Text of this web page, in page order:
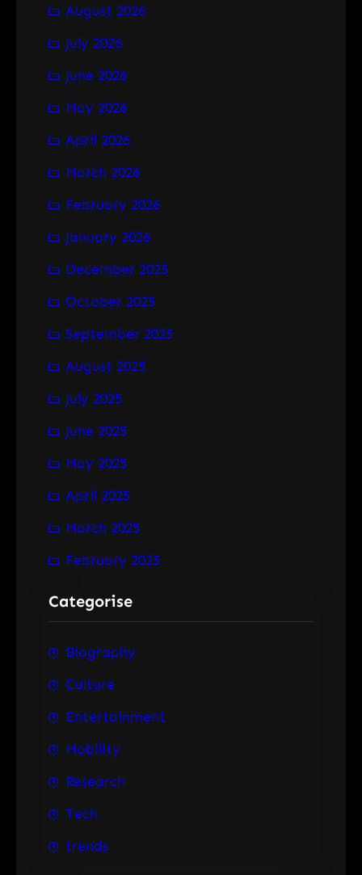
c
h
August 2026
July 2026
June 2026
May 2026
April 2026
March 2026
February 2026
January 2026
December 2025
October 2025
September 2025
August 2025
July 2025
June 2025
May 2025
April 2025
March 2025
February 2025
Categorise
Biography
Culture
Entertainment
Mobility
Research
Tech
trends